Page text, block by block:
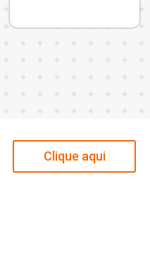
o
Clique aqui